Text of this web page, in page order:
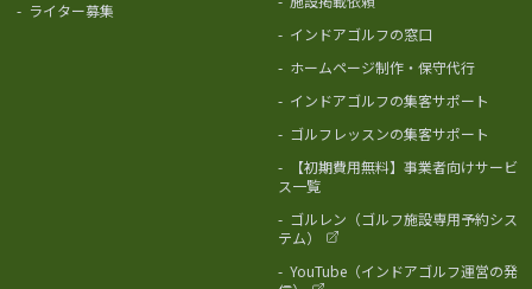
- ライター募集
- インドアゴルフの窓口
- ホームページ制作・保守代行
- インドアゴルフの集客サポート
- ゴルフレッスンの集客サポート
-
【初期費用無料】事業者向けサービ
ス一覧
- ゴルレン（ゴルフ施設専用予約シス
テム）
- YouTube（インドアゴルフ運営の発